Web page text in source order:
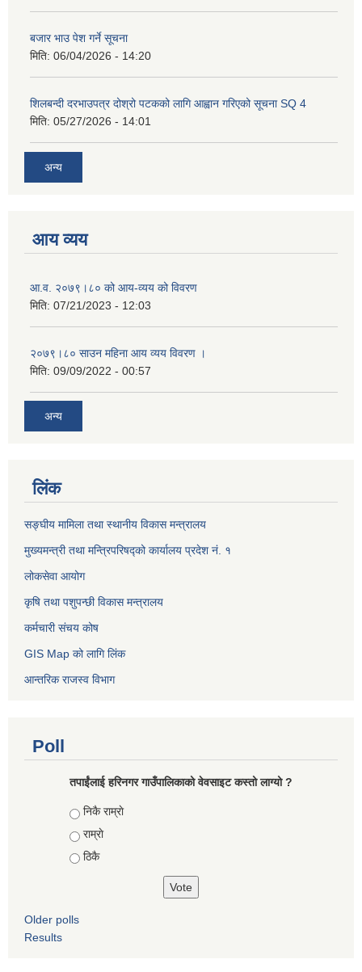
बजार भाउ पेश गर्ने सूचना
मिति: 06/04/2026 - 14:20
शिलबन्दी दरभाउपत्र दोश्रो पटकको लागि आह्वान गरिएको सूचना SQ 4
मिति: 05/27/2026 - 14:01
अन्य
आय व्यय
आ.व. २०७९।८० को आय-व्यय को विवरण
मिति: 07/21/2023 - 12:03
२०७९।८० साउन महिना आय व्यय विवरण ।
मिति: 09/09/2022 - 00:57
अन्य
लिंक
सङ्घीय मामिला तथा स्थानीय विकास मन्त्रालय
मुख्यमन्त्री तथा मन्त्रिपरिषद्को कार्यालय प्रदेश नं. १
लोकसेवा आयोग ​​​​
कृषि तथा पशुपन्छी विकास मन्त्रालय
कर्मचारी संचय कोष
GIS Map को लागि लिंक
आन्तरिक राजस्व विभाग
Poll
तपाईंलाई हरिनगर गाउँपालिकाको वेवसाइट कस्तो लाग्यो ?
Choices
निकै राम्राे
राम्राे
ठिकै
Older polls
Results